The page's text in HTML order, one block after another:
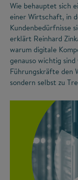
Wie behauptet sich
einer Wirtschaft, in
Kundenbedürfnisse
erklärt Reinhard
warum digitale
genauso wichtig
Führungskräfte den
sondern selbst zu